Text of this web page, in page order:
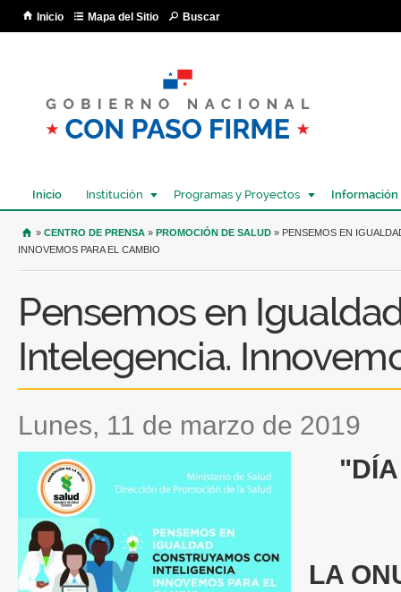
Inicio Mapa del Sitio Buscar
Inicio Institución Programas y Proyectos Información
USTED SE ENCUENTRA AQUÍ
» CENTRO DE PRENSA » PROMOCIÓN DE SALUD » PENSEMOS EN
INNOVEMOS PARA EL CAMBIO
Pensemos en
Intelegencia.
lunes, 11 de marzo de 2019
LA